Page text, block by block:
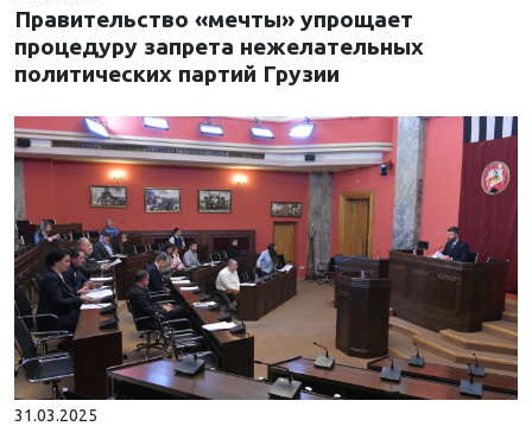
Правительство «мечты» упрощает
процедуру запрета нежелательных
политических партий Грузии
31.03.2025